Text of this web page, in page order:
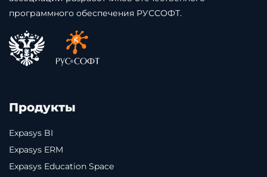
программного обеспечения РУССОФТ.
Продукты
Expasys BI
Expasys ERM
Expasys Education Space